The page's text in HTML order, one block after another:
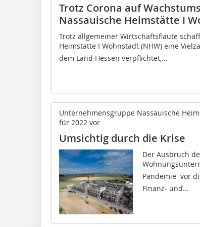
Trotz Corona auf
Nassauische Heimstätte I
Trotz allgemeiner Wirtschaftsflaute
Heimstätte I Wohnstadt (NHW) eine
dem Land Hessen verpflichtet,...
Unternehmensgruppe Nassauische
für 2022 vor
Umsichtig durch die Krise
Der Ausbruch
Pandemie  vor
Finanz- und...